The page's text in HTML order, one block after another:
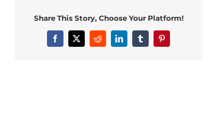
Share This Story, Choose Your Platform!
Facebook
X RedditLinkedInTumblrPinterest